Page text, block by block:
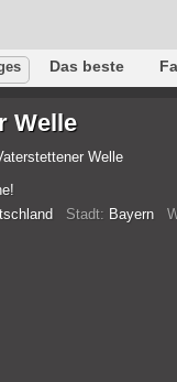
Das beste
Jazz
Welle
Welle
Stadt: Bayern